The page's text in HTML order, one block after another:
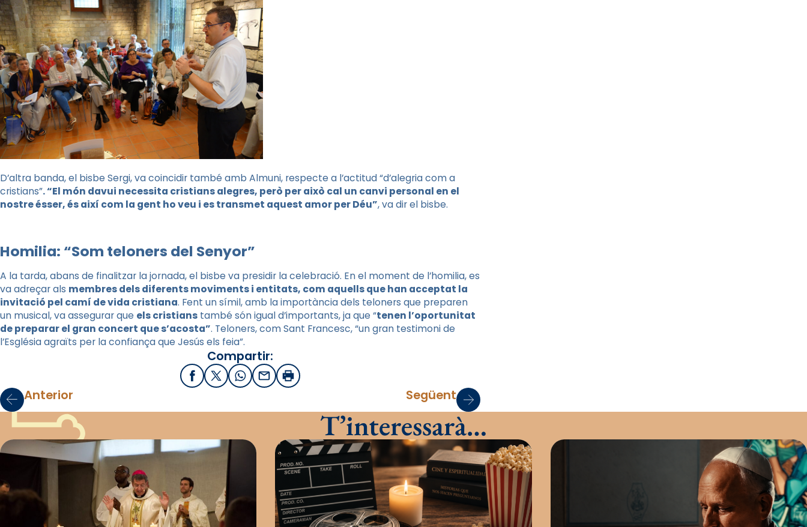
D’altra banda, el bisbe Sergi, va coincidir també amb Almuni, respecte a l’actitud “d’alegria com a
cristians”. “El món davui necessita cristians alegres, però per això cal un canvi personal en el
nostre ésser, és així com la gent ho veu i es transmet aquest amor per Déu”, va dir el bisbe.
Homilia: “Som teloners del Senyor”
A la tarda, abans de finalitzar la jornada, el bisbe va presidir la celebració. En el moment de l’homilia, es
va adreçar als membres dels diferents moviments i entitats, com aquells que han acceptat la
invitació pel camí de vida cristiana. Fent un símil, amb la importància dels teloners que preparen
un musical, va assegurar que els cristians també són igual d’importants, ja que “tenen l’oportunitat
de preparar el gran concert que s’acosta”. Teloners, com Sant Francesc, “un gran testimoni de
l’Església agraïts per la confiança que Jesús els feia”.
Compartir:
FacebookX / Twitter
WhatsApp
EmailImprimir
Anterior Següent
T’interessarà…